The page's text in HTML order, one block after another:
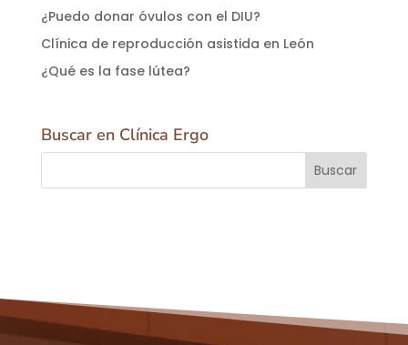
¿Puedo donar óvulos con el DIU?
Clínica de reproducción asistida en León
¿Qué es la fase lútea?
Buscar en Clínica Ergo